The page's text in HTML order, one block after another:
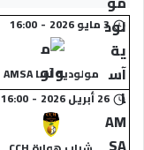
3 مايو 2026 -
16:00
مولودية آسا AMSA
26 أبريل 2026 -
16:00